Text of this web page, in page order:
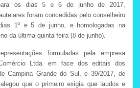
os dias 5 e 6 de junho de 2017,
foram concedidas pelo conselheiro
1º e 5 de junho, e homologadas na
da última quinta-feira (8 de junho).
formuladas pela empresa
Ltda. em face dos editais dos
Campina Grande do Sul, e 39/2017, de
que o primeiro exigia que laudos e